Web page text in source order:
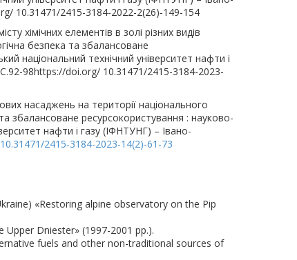
10.31471/2415-3184-2022-2(26)-149-154
хімічних елементів в золі різних видів
безпека та збалансоване
національний технічний університет нафти і
98https://doi.org/ 10.31471/2415-3184-2023-
насаджень на території національного
збалансоване ресурсокористування : науково-
нафти і газу (ІФНТУНГ) – Івано-
2415-3184-2023-14(2)-61-73
«Restoring alpine observatory on the Pip
Dniester» (1997-2001 рр.).
fuels and other non-traditional sources of